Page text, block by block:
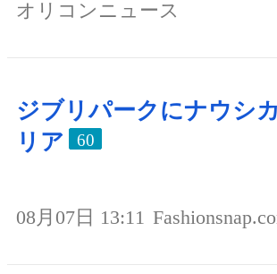
オリコンニュース
ジブリパークにナウシ
リア
60
08月07日 13:11